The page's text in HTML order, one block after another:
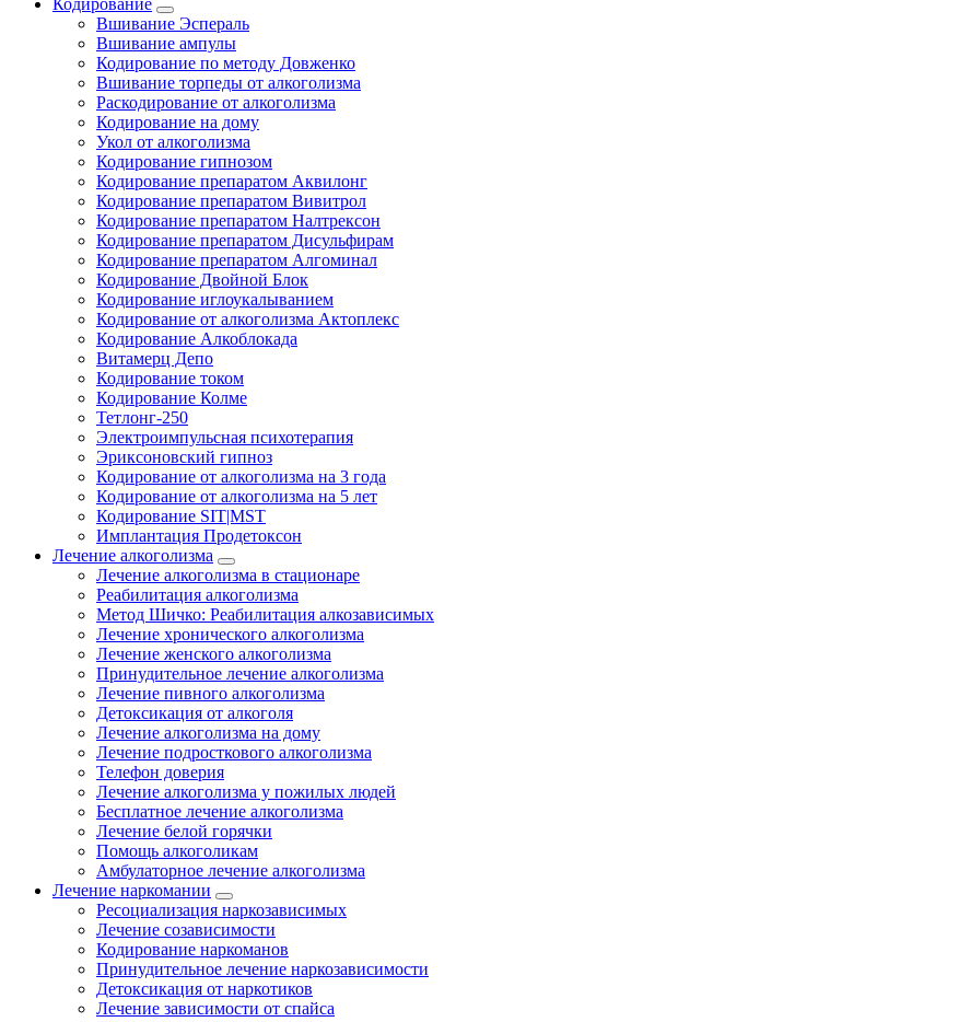
Кодирование
Вшивание Эспераль
Вшивание ампулы
Кодирование по методу Довженко
Вшивание торпеды от алкоголизма
Раскодирование от алкоголизма
Кодирование на дому
Укол от алкоголизма
Кодирование гипнозом
Кодирование препаратом Аквилонг
Кодирование препаратом Вивитрол
Кодирование препаратом Налтрексон
Кодирование препаратом Дисульфирам
Кодирование препаратом Алгоминал
Кодирование Двойной Блок
Кодирование иглоукалыванием
Кодирование от алкоголизма Актоплекс
Кодирование Алкоблокада
Витамерц Депо
Кодирование током
Кодирование Колме
Тетлонг-250
Электроимпульсная психотерапия
Эриксоновский гипноз
Кодирование от алкоголизма на 3 года
Кодирование от алкоголизма на 5 лет
Кодирование SIT|MST
Имплантация Продетоксон
Лечение алкоголизма
Лечение алкоголизма в стационаре
Реабилитация алкоголизма
Метод Шичко: Реабилитация алкозависимых
Лечение хронического алкоголизма
Лечение женского алкоголизма
Принудительное лечение алкоголизма
Лечение пивного алкоголизма
Детоксикация от алкоголя
Лечение алкоголизма на дому
Лечение подросткового алкоголизма
Телефон доверия
Лечение алкоголизма у пожилых людей
Бесплатное лечение алкоголизма
Лечение белой горячки
Помощь алкоголикам
Амбулаторное лечение алкоголизма
Лечение наркомании
Ресоциализация наркозависимых
Лечение созависимости
Кодирование наркоманов
Принудительное лечение наркозависимости
Детоксикация от наркотиков
Лечение зависимости от спайса